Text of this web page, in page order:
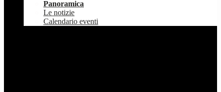
Panoramica
Le notizie
Calendario eventi